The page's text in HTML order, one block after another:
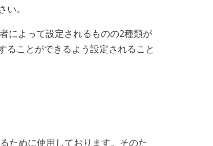
。
によって設定されるものの2種類が
ることができるよう設定されること
ために使用しております。そのた